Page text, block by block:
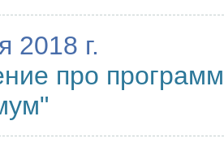
2018 г.
про